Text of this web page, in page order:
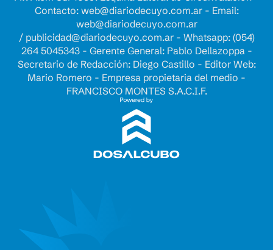
Contacto: web@diariodecuyo.com.ar- Email:
web@diariodecuyo.com.ar
/ publicidad@diariodecuyo.com.ar- Whatsapp: (054)
264 5045343 - Gerente General: Pablo Dellazoppa -
Secretario de Redacción: Diego Castillo - Editor Web:
Mario Romero - Empresa propietaria del medio -
FRANCISCO MONTES S.A.C.I.F.